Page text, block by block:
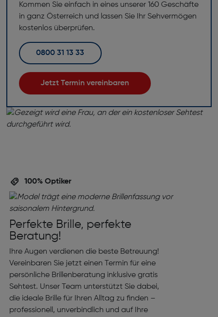
Kommen Sie einfach in eines unserer 160 Geschäfte
in ganz Österreich und lassen Sie Ihr Sehvermögen
kostenlos überprüfen.
0800 31 13 33
Jetzt Termin vereinbaren
100% Optiker
Perfekte Brille, perfekte
Beratung!
Ihre Augen verdienen die beste Betreuung!
Vereinbaren Sie jetzt einen Termin für eine
persönliche Brillenberatung inklusive gratis
Sehtest. Unser Team unterstützt Sie dabei,
die ideale Brille für Ihren Alltag zu finden –
professionell, unverbindlich und auf Ihre